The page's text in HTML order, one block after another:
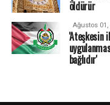
öldürür
Ağustos
'Ateşkesin
bağlıdır'